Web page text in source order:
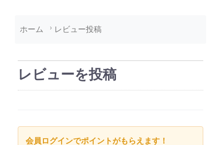
ホーム レビュー投稿
レビューを投稿
会員ログインでポイントがもらえます！